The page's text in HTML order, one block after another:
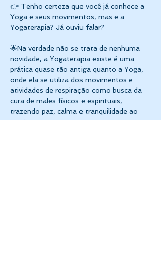
👉 Tenho certeza que você já conhece a
Yoga e seus movimentos, mas e a
Yogaterapia? Já ouviu falar?
🌟Na verdade não se trata de nenhuma
novidade, a Yogaterapia existe é uma
prática quase tão antiga quanto a Yoga,
onde ela se utiliza dos movimentos e
atividades de respiração como busca da
cura de males físicos e espirituais,
trazendo paz, calma e tranquilidade ao
praticante.